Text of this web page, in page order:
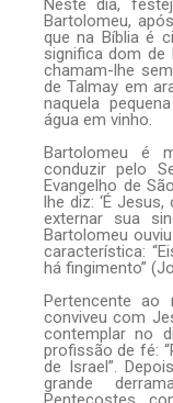
Neste dia,
Bartolomeu,
que na Bíblia é
significa dom de
chamam-lhe
de Talmay em
naquela
água em vinho.
Bartolomeu é
conduzir pelo
Evangelho de
lhe diz: ‘É Jesus,
externar sua
Bartolomeu
característica:
há fingimento”
Pertencente ao
conviveu com
contemplar no
profissão de fé:
de Israel”.
grande